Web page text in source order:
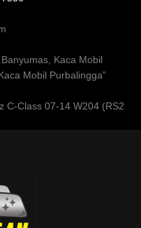
Kaca Mobil
Mobil Purbalingga”
C-Class 07-14 W204 (RS2